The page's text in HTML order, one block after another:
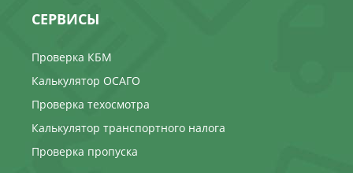
СЕРВИСЫ
Проверка КБМ
Калькулятор ОСАГО
Проверка техосмотра
Калькулятор транспортного налога
Проверка пропуска